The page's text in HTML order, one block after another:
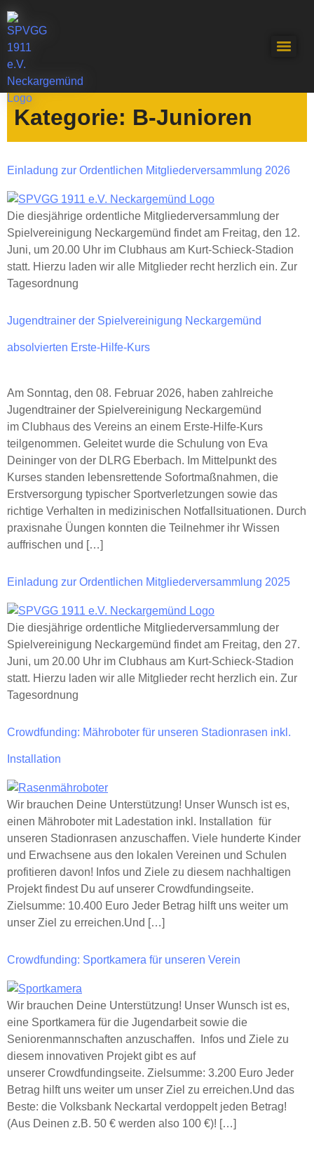
Kategorie: B-Junioren
Einladung zur Ordentlichen Mitgliederversammlung 2026
Die diesjährige ordentliche Mitgliederversammlung der
Spielvereinigung Neckargemünd findet am Freitag, den 12.
Juni, um 20.00 Uhr im Clubhaus am Kurt-Schieck-Stadion
statt. Hierzu laden wir alle Mitglieder recht herzlich ein. Zur
Tagesordnung
Jugendtrainer der Spielvereinigung Neckargemünd
absolvierten Erste-Hilfe-Kurs
Am Sonntag, den 08. Februar 2026, haben zahlreiche
Jugendtrainer der Spielvereinigung Neckargemünd
im Clubhaus des Vereins an einem Erste-Hilfe-Kurs
teilgenommen. Geleitet wurde die Schulung von Eva
Deininger von der DLRG Eberbach. Im Mittelpunkt des
Kurses standen lebensrettende Sofortmaßnahmen, die
Erstversorgung typischer Sportverletzungen sowie das
richtige Verhalten in medizinischen Notfallsituationen. Durch
praxisnahe Üungen konnten die Teilnehmer ihr Wissen
auffrischen und […]
Einladung zur Ordentlichen Mitgliederversammlung 2025
Die diesjährige ordentliche Mitgliederversammlung der
Spielvereinigung Neckargemünd findet am Freitag, den 27.
Juni, um 20.00 Uhr im Clubhaus am Kurt-Schieck-Stadion
statt. Hierzu laden wir alle Mitglieder recht herzlich ein. Zur
Tagesordnung
Crowdfunding: Mähroboter für unseren Stadionrasen inkl.
Installation
Wir brauchen Deine Unterstützung! Unser Wunsch ist es,
einen Mähroboter mit Ladestation inkl. Installation für
unseren Stadionrasen anzuschaffen. Viele hunderte Kinder
und Erwachsene aus den lokalen Vereinen und Schulen
profitieren davon! Infos und Ziele zu diesem nachhaltigen
Projekt findest Du auf unserer Crowdfundingseite.
Zielsumme: 10.400 Euro Jeder Betrag hilft uns weiter um
unser Ziel zu erreichen.Und […]
Crowdfunding: Sportkamera für unseren Verein
Wir brauchen Deine Unterstützung! Unser Wunsch ist es,
eine Sportkamera für die Jugendarbeit sowie die
Seniorenmannschaften anzuschaffen. Infos und Ziele zu
diesem innovativen Projekt gibt es auf
unserer Crowdfundingseite. Zielsumme: 3.200 Euro Jeder
Betrag hilft uns weiter um unser Ziel zu erreichen.Und das
Beste: die Volksbank Neckartal verdoppelt jeden Betrag!
(Aus Deinen z.B. 50 € werden also 100 €)! […]